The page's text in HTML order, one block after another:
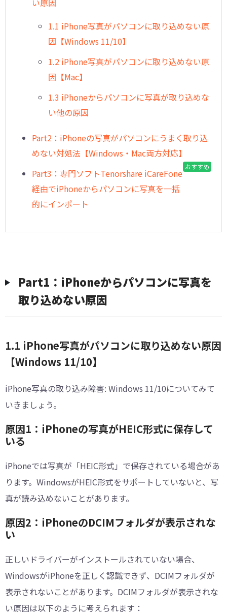
い原因
1.1 iPhone写真がパソコンに取り込めない原
因【Windows 11/10】
1.2 iPhone写真がパソコンに取り込めない原
因【Mac】
1.3 iPhoneからパソコンに写真が取り込めな
い他の原因
Part2：iPhoneの写真がパソコンにうまく取り込
めない対処法【Windows・Mac両方対応】
Part3：専門ソフトTenorshare iCareFone
経由でiPhoneからパソコンに写真を一括
的にインポート
おすすめ
Part1：iPhoneからパソコンに写真を
取り込めない原因
1.1 iPhone写真がパソコンに取り込めない原因
【Windows 11/10】
iPhone写真の取り込み障害: Windows 11/10についてみて
いきましょう。
原因1：iPhoneの写真がHEIC形式に保存して
いる
iPhoneでは写真が「HEIC形式」で保存されている場合があ
ります。WindowsがHEIC形式をサポートしていないと、写
真が読み込めないことがあります。
原因2：iPhoneのDCIMフォルダが表示されな
い
正しいドライバーがインストールされていない場合、
WindowsがiPhoneを正しく認識できず、DCIMフォルダが
表示されないことがあります。DCIMフォルダが表示されな
い原因は以下のように考えられます：